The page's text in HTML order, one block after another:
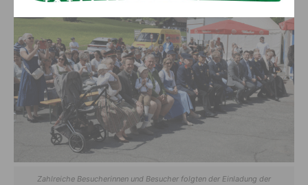
Zahlreiche Besucherinnen und Besucher folgten der Einladung der